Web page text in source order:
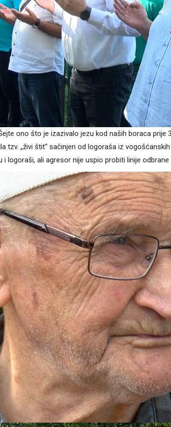
ono što je izazivalo jezu kod naših boraca prije
tzv. „živi štit“ sačinjen od logoraša iz
logoraši, ali agresor nije uspio probiti linije